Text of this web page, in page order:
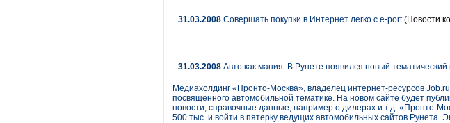
31.03.2008 Совершать покупки в Интернет легко с e-port(Новости
31.03.2008 Авто как мания. В Рунете появился новый тематический
Медиахолдинг «Пронто-Москва», владелец интернет-ресурсов
посвященного автомобильной тематике. На новом сайте будет
новости, справочные данные, например о дилерах и т.д. «Пронто-
500 тыс. и войти в пятерку ведущих автомобильных сайтов Рунета.